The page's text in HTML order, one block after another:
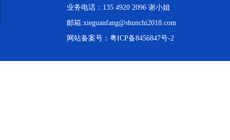
业务电话：135 4920 2096 谢小姐
邮箱:xieguanfang@shunchi2018.com
网站备案号： 粤ICP备8456847号-2